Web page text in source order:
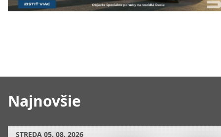
Najnovšie
STREDA 05. 08. 2026